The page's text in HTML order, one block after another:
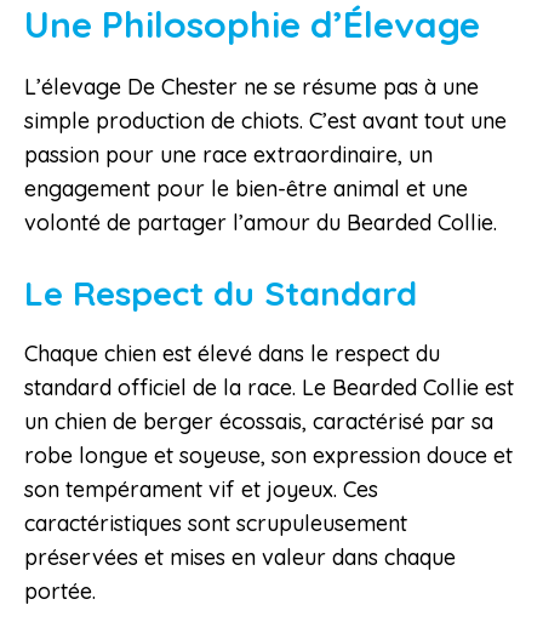
Une Philosophie d’Élevage
L’élevage De Chester ne se résume pas à une
simple production de chiots. C’est avant tout une
passion pour une race extraordinaire, un
engagement pour le bien-être animal et une
volonté de partager l’amour du Bearded Collie.
Le Respect du Standard
Chaque chien est élevé dans le respect du
standard officiel de la race. Le Bearded Collie est
un chien de berger écossais, caractérisé par sa
robe longue et soyeuse, son expression douce et
son tempérament vif et joyeux. Ces
caractéristiques sont scrupuleusement
préservées et mises en valeur dans chaque
portée.